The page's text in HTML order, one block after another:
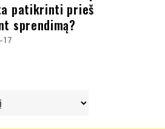
patikrinti prieš
sprendimą?